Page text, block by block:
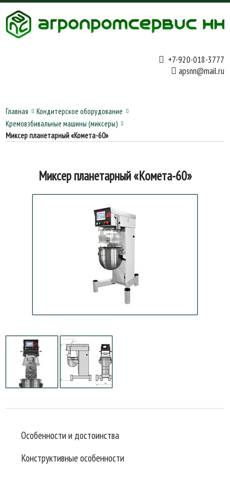
+7-920-018-3777
apsnn@mail.ru
Главная
Кондитерское оборудование
Кремовзбивальные машины (миксеры)
Миксер планетарный «Комета-60»
Миксер планетарный «Комета-60»
Особенности и достоинства
Конструктивные особенности